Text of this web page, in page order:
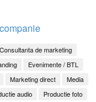
Consultanta de marketing
Evenimente / BTL
Marketing direct
Media
audio
Productie foto